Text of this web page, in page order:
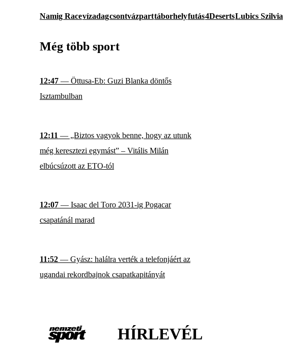
Namig Racevízadagcsontvázparttáborhelyfutás4DesertsLubics Szilvia
Még több sport
12:47 — Öttusa-Eb: Guzi Blanka döntős
Isztambulban
12:11 — „Biztos vagyok benne, hogy az utunk
még keresztezi egymást” – Vitális Milán
elbúcsúzott az ETO-tól
12:07 — Isaac del Toro 2031-ig Pogacar
csapatánál marad
11:52 — Gyász: halálra verték a telefonjáért az
ugandai rekordbajnok csapatkapitányát
HÍRLEVÉL